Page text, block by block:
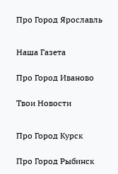
Про Город Ярославль
Наша Газета
Про Город Иваново
Твои Новости
Про Город Курск
Про Город Рыбинск